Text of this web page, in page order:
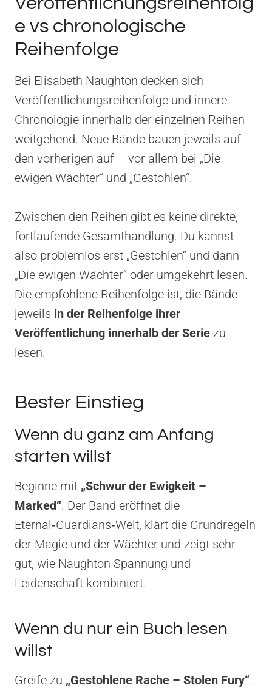
e vs chronologische
Reihenfolge
Bei Elisabeth Naughton decken sich
Veröffentlichungsreihenfolge und innere
Chronologie innerhalb der einzelnen Reihen
weitgehend. Neue Bände bauen jeweils auf
den vorherigen auf – vor allem bei „Die
ewigen Wächter“ und „Gestohlen“.
Zwischen den Reihen gibt es keine direkte,
fortlaufende Gesamthandlung. Du kannst
also problemlos erst „Gestohlen“ und dann
„Die ewigen Wächter“ oder umgekehrt lesen.
Die empfohlene Reihenfolge ist, die Bände
jeweils in der Reihenfolge ihrer
Veröffentlichung innerhalb der Serie zu
lesen.
Bester Einstieg
Wenn du ganz am Anfang
starten willst
Beginne mit „Schwur der Ewigkeit –
Marked“. Der Band eröffnet die
Eternal‑Guardians‑Welt, klärt die Grundregeln
der Magie und der Wächter und zeigt sehr
gut, wie Naughton Spannung und
Leidenschaft kombiniert.
Wenn du nur ein Buch lesen
willst
Greife zu „Gestohlene Rache – Stolen Fury“.